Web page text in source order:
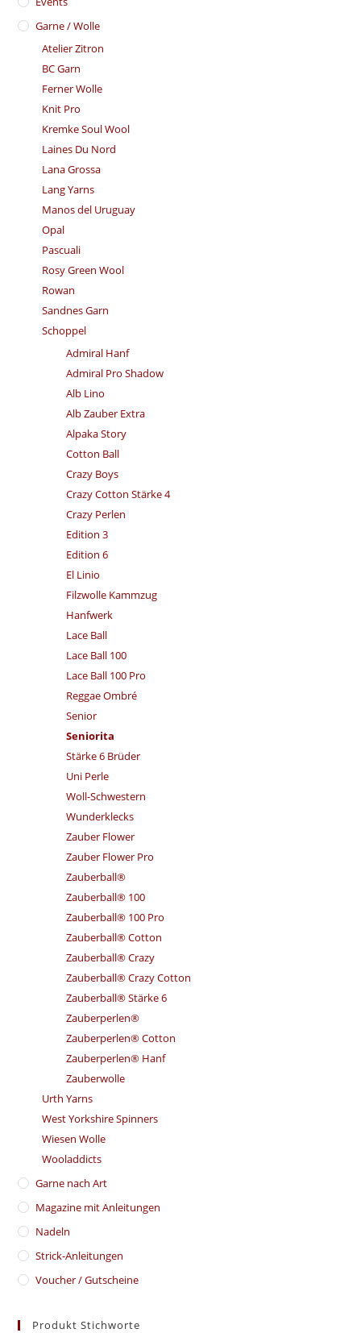
Garne / Wolle
Atelier Zitron
BC Garn
Ferner Wolle
Knit Pro
Kremke Soul Wool
Laines Du Nord
Lana Grossa
Lang Yarns
Manos del Uruguay
Opal
Pascuali
Rosy Green Wool
Rowan
Sandnes Garn
Schoppel
Admiral Hanf
Admiral Pro Shadow
Alb Lino
Alb Zauber Extra
Alpaka Story
Cotton Ball
Crazy Boys
Crazy Cotton Stärke 4
Crazy Perlen
Edition 3
Edition 6
El Linio
Filzwolle Kammzug
Hanfwerk
Lace Ball
Lace Ball 100
Lace Ball 100 Pro
Reggae Ombré
Senior
Seniorita
Stärke 6 Brüder
Uni Perle
Woll-Schwestern
Wunderklecks
Zauber Flower
Zauber Flower Pro
Zauberball®
Zauberball® 100
Zauberball® 100 Pro
Zauberball® Cotton
Zauberball® Crazy
Zauberball® Crazy Cotton
Zauberball® Stärke 6
Zauberperlen®
Zauberperlen® Cotton
Zauberperlen® Hanf
Zauberwolle
Urth Yarns
West Yorkshire Spinners
Wiesen Wolle
Wooladdicts
Garne nach Art
Magazine mit Anleitungen
Nadeln
Strick-Anleitungen
Voucher / Gutscheine
Produkt Stichworte